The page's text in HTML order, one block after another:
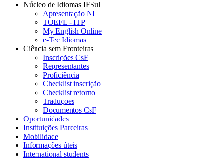
Núcleo de Idiomas IFSul
Apresentação NI
TOEFL - ITP
My English Online
e-Tec Idiomas
Ciência sem Fronteiras
Inscrições CsF
Representantes
Proficiência
Checklist inscrição
Checklist retorno
Traduções
Documentos CsF
Oportunidades
Instituições Parceiras
Mobilidade
Informações úteis
International students